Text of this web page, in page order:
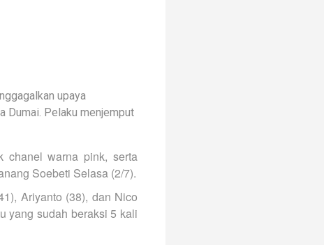
upaya
Dumai. Pelaku menjemput
chanel warna pink, serta
Soebeti Selasa (2/7).
Ariyanto (38), dan Nico
yang sudah beraksi 5 kali